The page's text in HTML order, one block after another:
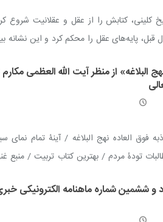
قبل، پایه‌های عقل را محکم کرد و این نشانه
البلاغه» از منظر آیت الله العظمی
فوق العاده نهج البلاغه / آینۀ تمام
تودۀ مردم / بهترین کتاب تربیت /
باید در متن زندگی مردم قرار گیرد
و ششمین شماره ماهنامه الکترونیکی